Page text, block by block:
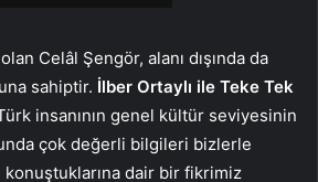
Celâl Şengör, alanı dışında da
sahiptir. İlber Ortaylı ile Teke Tek
insanının genel kültür seviyesinin
çok değerli bilgileri bizlerle
konuştuklarına dair bir fikrimiz